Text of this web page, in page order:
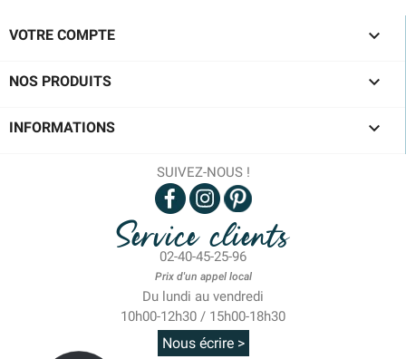
VOTRE COMPTE 
NOS PRODUITS 
INFORMATIONS 
SUIVEZ-NOUS !
Service clients
02-40-45-25-96
Prix d'un appel local
Du lundi au vendredi
10h00-12h30 / 15h00-18h30
Nous écrire >